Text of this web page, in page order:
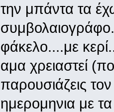
την μπάντα τα
φάκελο....με
αμα χρειαστεί
παρουσιάζεις
ημερομηνια με